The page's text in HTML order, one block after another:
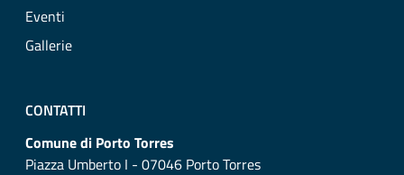
Eventi
Gallerie
CONTATTI
Comune di Porto Torres
Piazza Umberto I - 07046 Porto Torres